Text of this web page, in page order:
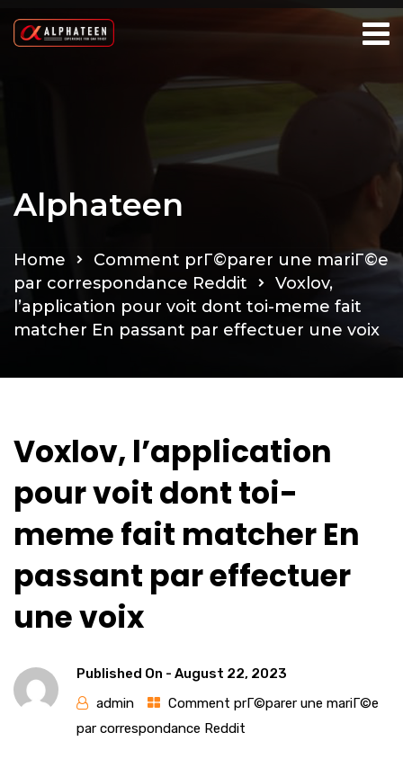
Alphateen
Home
Comment prГ©parer une mariГ©e
par correspondance Reddit
Voxlov,
l’application pour voit dont toi-meme fait
matcher En passant par effectuer une voix
Voxlov, l’application
pour voit dont toi-
meme fait matcher En
passant par effectuer
une voix
Published On - August 22, 2023
admin
Comment prГ©parer une mariГ©e
par correspondance Reddit